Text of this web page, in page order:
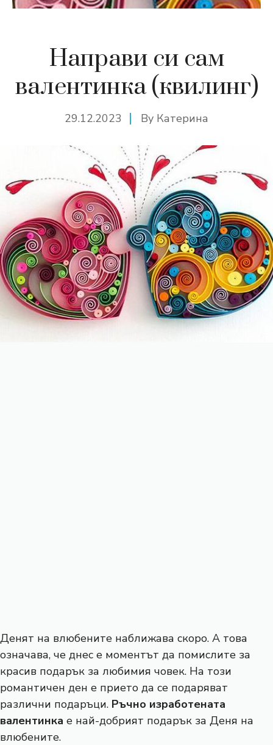
Направи си сам
валентинка (квилинг)
29.12.2023 By Катерина
Денят на влюбените наближава скоро. А това
означава, че днес е моментът да помислите за
красив подарък за любимия човек. На този
романтичен ден е прието да се подаряват
различни подаръци. Ръчно изработената
валентинка е най-добрият подарък за Деня на
влюбените.